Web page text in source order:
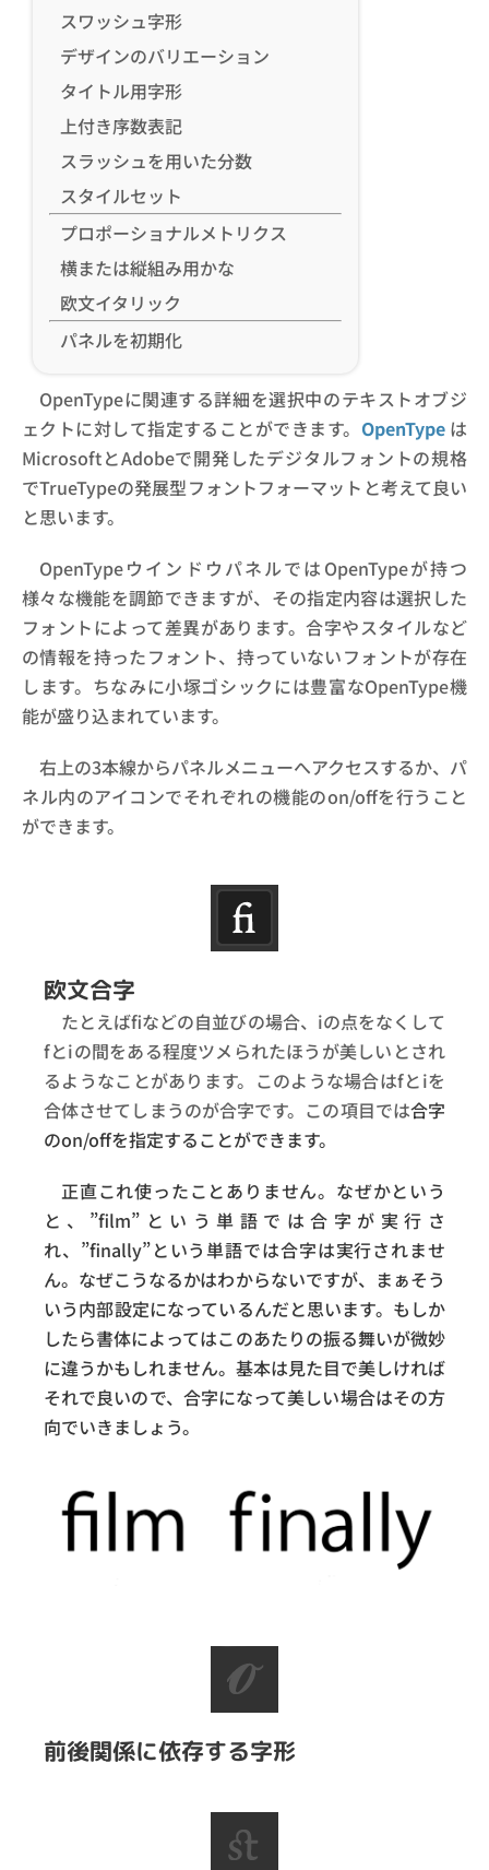
スワッシュ字形
デザインのバリエーション
タイトル用字形
上付き序数表記
スラッシュを用いた分数
スタイルセット
プロポーショナルメトリクス
横または縦組み用かな
欧文イタリック
パネルを初期化
OpenTypeに関連する詳細を選択中のテキストオブジ
ェクトに対して指定することができます。 OpenTypeは
MicrosoftとAdobeで開発したデジタルフォントの規格
でTrueTypeの発展型フォントフォーマットと考えて良い
と思います。
OpenTypeウインドウパネルではOpenTypeが持つ
様々な機能を調節できますが、その指定内容は選択した
フォントによって差異があります。合字やスタイルなど
の情報を持ったフォント、持っていないフォントが存在
します。ちなみに小塚ゴシックには豊富なOpenType機
能が盛り込まれています。
右上の3本線からパネルメニューへアクセスするか、パ
ネル内のアイコンでそれぞれの機能のon/offを行うこと
ができます。
欧文合字
たとえばfiなどの自並びの場合、iの点をなくして
fとiの間をある程度ツメられたほうが美しいとされ
るようなことがあります。このような場合はfとiを
合体させてしまうのが合字です。この項目では合字
のon/offを指定することができます。
正直これ使ったことありません。なぜかという
と、”film”という単語では合字が実行さ
れ、”finally”という単語では合字は実行されませ
ん。なぜこうなるかはわからないですが、まぁそう
いう内部設定になっているんだと思います。もしか
したら書体によってはこのあたりの振る舞いが微妙
に違うかもしれません。基本は見た目で美しければ
それで良いので、合字になって美しい場合はその方
向でいきましょう。
前後関係に依存する字形